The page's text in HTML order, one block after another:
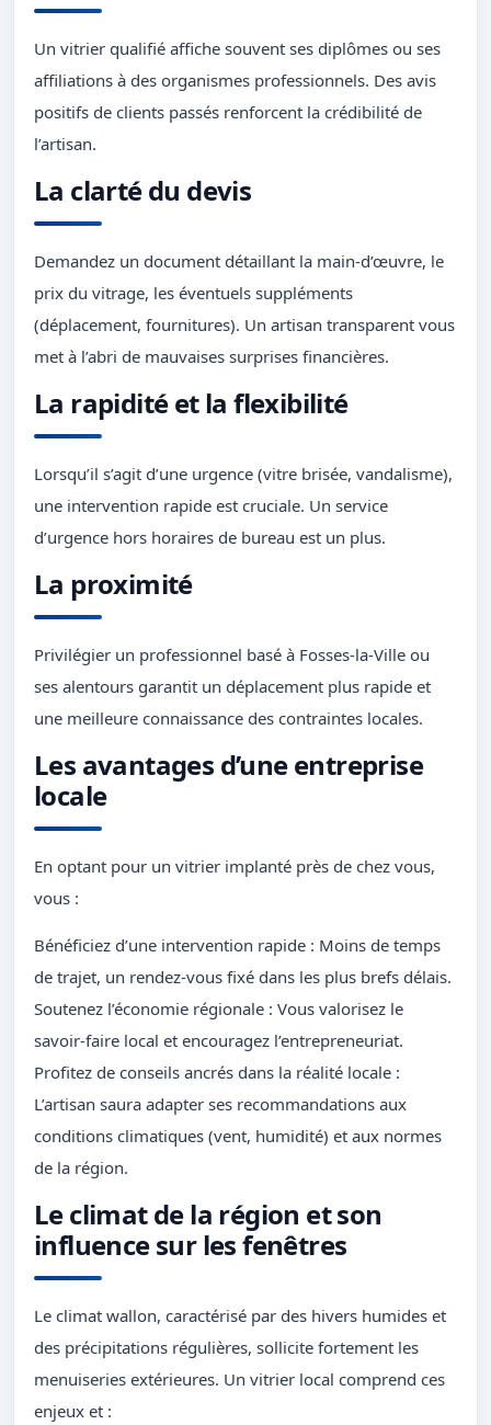
Un vitrier qualifié affiche souvent ses diplômes ou ses
affiliations à des organismes professionnels. Des avis
positifs de clients passés renforcent la crédibilité de
l’artisan.
La clarté du devis
Demandez un document détaillant la main-d’œuvre, le
prix du vitrage, les éventuels suppléments
(déplacement, fournitures). Un artisan transparent vous
met à l’abri de mauvaises surprises financières.
La rapidité et la flexibilité
Lorsqu’il s’agit d’une urgence (vitre brisée, vandalisme),
une intervention rapide est cruciale. Un service
d’urgence hors horaires de bureau est un plus.
La proximité
Privilégier un professionnel basé à Fosses-la-Ville ou
ses alentours garantit un déplacement plus rapide et
une meilleure connaissance des contraintes locales.
Les avantages d’une entreprise
locale
En optant pour un vitrier implanté près de chez vous,
vous :
Bénéficiez d’une intervention rapide : Moins de temps
de trajet, un rendez-vous fixé dans les plus brefs délais.
Soutenez l’économie régionale : Vous valorisez le
savoir-faire local et encouragez l’entrepreneuriat.
Profitez de conseils ancrés dans la réalité locale :
L’artisan saura adapter ses recommandations aux
conditions climatiques (vent, humidité) et aux normes
de la région.
Le climat de la région et son
influence sur les fenêtres
Le climat wallon, caractérisé par des hivers humides et
des précipitations régulières, sollicite fortement les
menuiseries extérieures. Un vitrier local comprend ces
enjeux et :